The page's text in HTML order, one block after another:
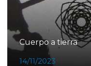
Cuerpo a tierra
14/11/2023